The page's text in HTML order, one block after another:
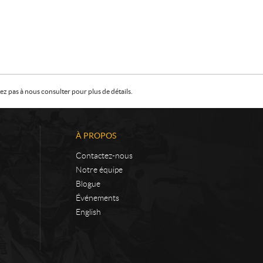
pas à nous consulter pour plus de détails.
À PROPOS
Contactez-nous
Notre équipe
Blogue
Événements
English